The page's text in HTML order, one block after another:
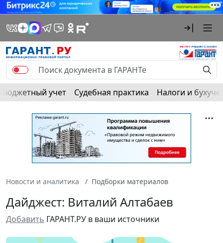
Бюджетный учет Судебная практика Налоги и
Новости и аналитика Подборки материалов
Дайджест: Виталий Алтабаев
Добавить ГАРАНТ.РУ в ваши источники